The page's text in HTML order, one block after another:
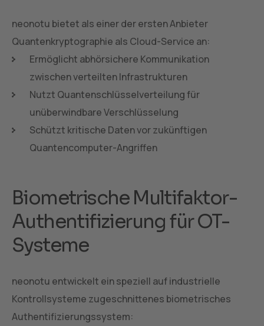
neonotu bietet als einer der ersten Anbieter
Quantenkryptographie als Cloud-Service an:
Ermöglicht abhörsichere Kommunikation
zwischen verteilten Infrastrukturen
Nutzt Quantenschlüsselverteilung für
unüberwindbare Verschlüsselung
Schützt kritische Daten vor zukünftigen
Quantencomputer-Angriffen
Biometrische Multifaktor-
Authentifizierung für OT-
Systeme
neonotu entwickelt ein speziell auf industrielle
Kontrollsysteme zugeschnittenes biometrisches
Authentifizierungssystem: